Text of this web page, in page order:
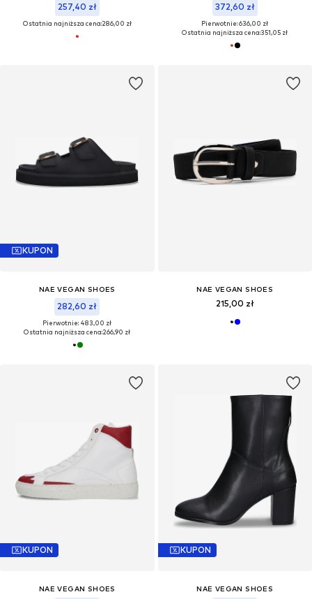
257,40 zł
Ostatnia najniższa cena:286,00 zł
372,60 zł
Pierwotnie: 636,00 zł
Ostatnia najniższa cena:351,05 zł
KUPON
NAE VEGAN SHOES
282,60 zł
Pierwotnie: 483,00 zł
Ostatnia najniższa cena:266,90 zł
NAE VEGAN SHOES
215,00 zł
KUPON
NAE VEGAN SHOES
KUPON
NAE VEGAN SHOES